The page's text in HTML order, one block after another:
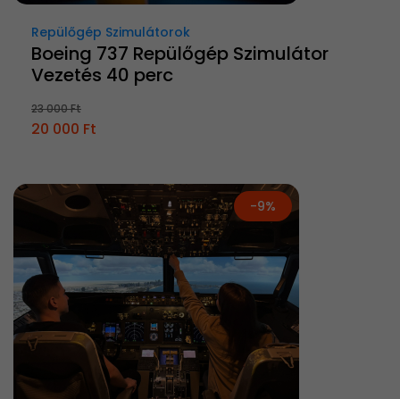
Repülőgép Szimulátorok
Boeing 737 Repülőgép Szimulátor
Vezetés 40 perc
23 000 Ft
20 000 Ft
-9%